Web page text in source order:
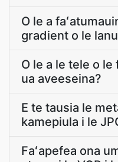
O le a
gradient o le
O le a le tele o le
ua aveeseina?
E te tausia le
kamepiula i le
Faʻapefea ona